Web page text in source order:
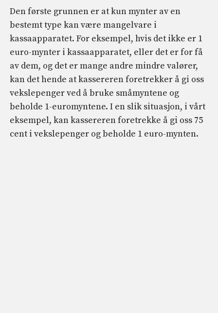
Den første grunnen er at kun mynter av en
bestemt type kan være mangelvare i
kassaapparatet. For eksempel, hvis det ikke er 1
euro-mynter i kassaapparatet, eller det er for få
av dem, og det er mange andre mindre valører,
kan det hende at kassereren foretrekker å gi oss
vekslepenger ved å bruke småmyntene og
beholde 1-euromyntene. I en slik situasjon, i vårt
eksempel, kan kassereren foretrekke å gi oss 75
cent i vekslepenger og beholde 1 euro-mynten.